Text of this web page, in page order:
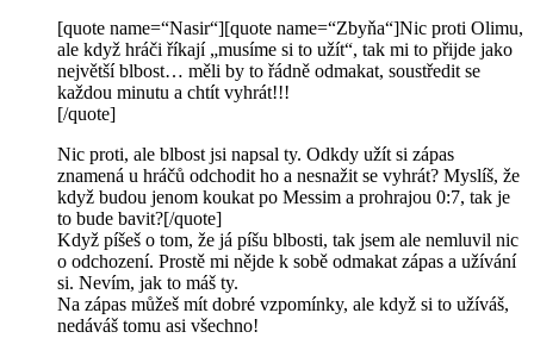
[quote name=“Nasir“][quote name=“Zbyňa“]Nic proti Olimu,
ale když hráči říkají „musíme si to užít“, tak mi to přijde jako
největší blbost… měli by to řádně odmakat, soustředit se
každou minutu a chtít vyhrát!!!
[/quote]
Nic proti, ale blbost jsi napsal ty. Odkdy užít si zápas
znamená u hráčů odchodit ho a nesnažit se vyhrát? Myslíš, že
když budou jenom koukat po Messim a prohrajou 0:7, tak je
to bude bavit?[/quote]
Když píšeš o tom, že já píšu blbosti, tak jsem ale nemluvil nic
o odchození. Prostě mi nějde k sobě odmakat zápas a užívání
si. Nevím, jak to máš ty.
Na zápas můžeš mít dobré vzpomínky, ale když si to užíváš,
nedáváš tomu asi všechno!